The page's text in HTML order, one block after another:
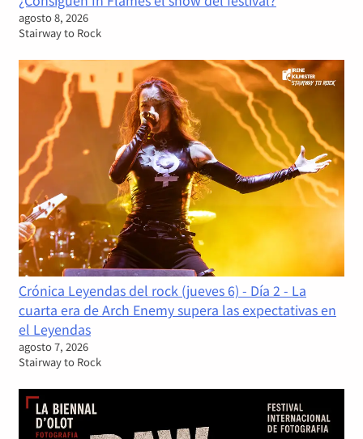
agosto 8, 2026
Stairway to Rock
Crónica Leyendas del rock (jueves 6) - Día 2 - La
cuarta era de Arch Enemy supera las expectativas en
el Leyendas
agosto 7, 2026
Stairway to Rock